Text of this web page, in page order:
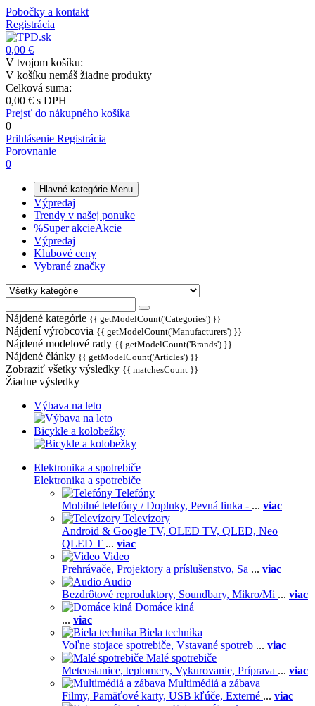
Pobočky a kontakt
Registrácia
0,00 €
V tvojom košíku:
V košíku nemáš žiadne produkty
Celková suma:
0,00 € s DPH
Prejsť do nákupného košíka
0
Prihlásenie Registrácia
Porovnanie
0
Hlavné kategórie Menu
Výpredaj
Trendy v našej ponuke
%Super akcieAkcie
Výpredaj
Klubové ceny
Vybrané značky
Nájdené kategórie {{ getModelCount('Categories') }}
Nájdení výrobcovia {{ getModelCount('Manufacturers') }}
Nájdené modelové rady {{ getModelCount('Brands') }}
Nájdené články {{ getModelCount('Articles') }}
Zobraziť všetky výsledky {{ matchesCount }}
Žiadne výsledky
Výbava na leto
Bicykle a kolobežky
Elektronika a spotrebiče
Elektronika a spotrebiče
Telefóny
Mobilné telefóny / Doplnky, Pevná linka - ... viac
Televízory
Android & Google TV, OLED TV, QLED, Neo
QLED T ... viac
Video
Prehrávače, Projektory a príslušenstvo, Sa ... viac
Audio
Bezdrôtové reproduktory, Soundbary, Mikro/Mi ... viac
Domáce kiná
... viac
Biela technika
Voľne stojace spotrebiče, Vstavané spotreb ... viac
Malé spotrebiče
Meteostanice, teplomery, Vykurovanie, Príprava ... viac
Multimédiá a zábava
Filmy, Pamäťové karty, USB kľúče, Externé ... viac